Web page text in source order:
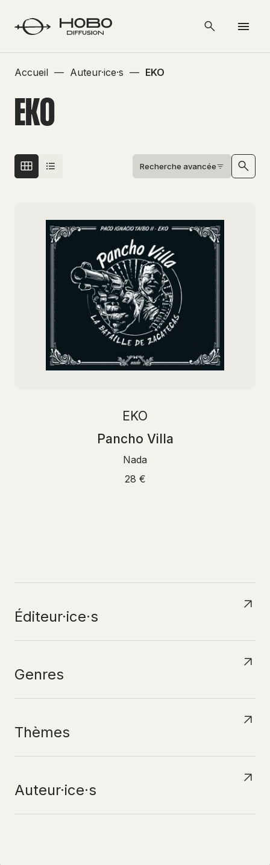
Accueil — Auteur·ice·s — EKO
EKO
Recherche avancée
EKO
Pancho Villa
Nada
28 €
NAVIGUERPAR
Éditeur·ice·s
Genres
Thèmes
Auteur·ice·s